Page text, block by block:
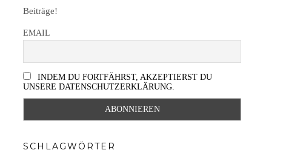
Beiträge!
EMAIL
INDEM DU FORTFÄHRST, AKZEPTIERST DU
UNSERE DATENSCHUTZERKLÄRUNG.
SCHLAGWÖRTER